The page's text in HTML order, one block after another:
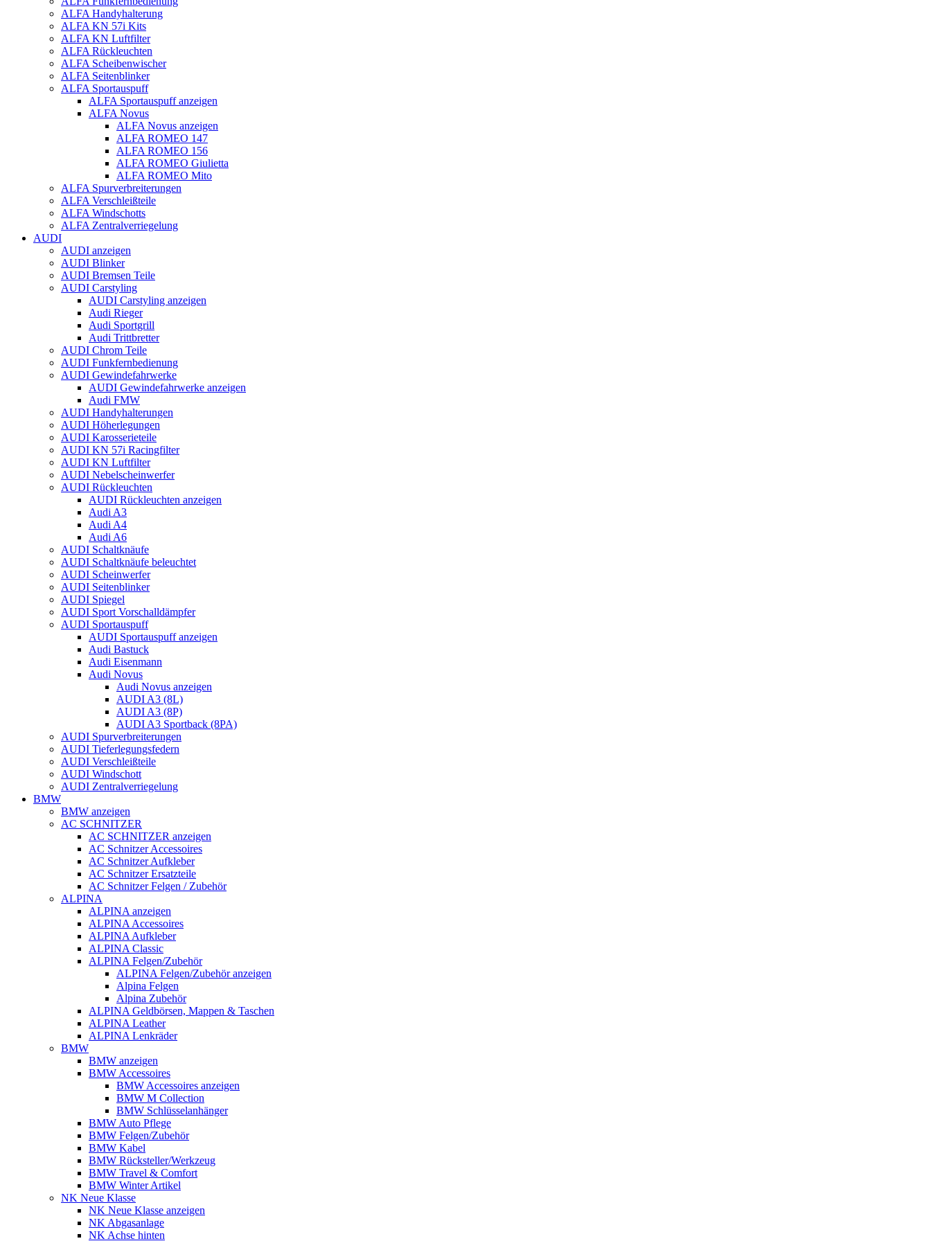
ALFA Handyhalterung
ALFA KN 57i Kits
ALFA KN Luftfilter
ALFA Rückleuchten
ALFA Scheibenwischer
ALFA Seitenblinker
ALFA Sportauspuff
ALFA Sportauspuff anzeigen
ALFA Novus
ALFA Novus anzeigen
ALFA ROMEO 147
ALFA ROMEO 156
ALFA ROMEO Giulietta
ALFA ROMEO Mito
ALFA Spurverbreiterungen
ALFA Verschleißteile
ALFA Windschotts
ALFA Zentralverriegelung
AUDI
AUDI anzeigen
AUDI Blinker
AUDI Bremsen Teile
AUDI Carstyling
AUDI Carstyling anzeigen
Audi Rieger
Audi Sportgrill
Audi Trittbretter
AUDI Chrom Teile
AUDI Funkfernbedienung
AUDI Gewindefahrwerke
AUDI Gewindefahrwerke anzeigen
Audi FMW
AUDI Handyhalterungen
AUDI Höherlegungen
AUDI Karosserieteile
AUDI KN 57i Racingfilter
AUDI KN Luftfilter
AUDI Nebelscheinwerfer
AUDI Rückleuchten
AUDI Rückleuchten anzeigen
Audi A3
Audi A4
Audi A6
AUDI Schaltknäufe
AUDI Schaltknäufe beleuchtet
AUDI Scheinwerfer
AUDI Seitenblinker
AUDI Spiegel
AUDI Sport Vorschalldämpfer
AUDI Sportauspuff
AUDI Sportauspuff anzeigen
Audi Bastuck
Audi Eisenmann
Audi Novus
Audi Novus anzeigen
AUDI A3 (8L)
AUDI A3 (8P)
AUDI A3 Sportback (8PA)
AUDI Spurverbreiterungen
AUDI Tieferlegungsfedern
AUDI Verschleißteile
AUDI Windschott
AUDI Zentralverriegelung
BMW
BMW anzeigen
AC SCHNITZER
AC SCHNITZER anzeigen
AC Schnitzer Accessoires
AC Schnitzer Aufkleber
AC Schnitzer Ersatzteile
AC Schnitzer Felgen / Zubehör
ALPINA
ALPINA anzeigen
ALPINA Accessoires
ALPINA Aufkleber
ALPINA Classic
ALPINA Felgen/Zubehör
ALPINA Felgen/Zubehör anzeigen
Alpina Felgen
Alpina Zubehör
ALPINA Geldbörsen, Mappen & Taschen
ALPINA Leather
ALPINA Lenkräder
BMW
BMW anzeigen
BMW Accessoires
BMW Accessoires anzeigen
BMW M Collection
BMW Schlüsselanhänger
BMW Auto Pflege
BMW Felgen/Zubehör
BMW Kabel
BMW Rücksteller/Werkzeug
BMW Travel & Comfort
BMW Winter Artikel
NK Neue Klasse
NK Neue Klasse anzeigen
NK Abgasanlage
NK Achse hinten